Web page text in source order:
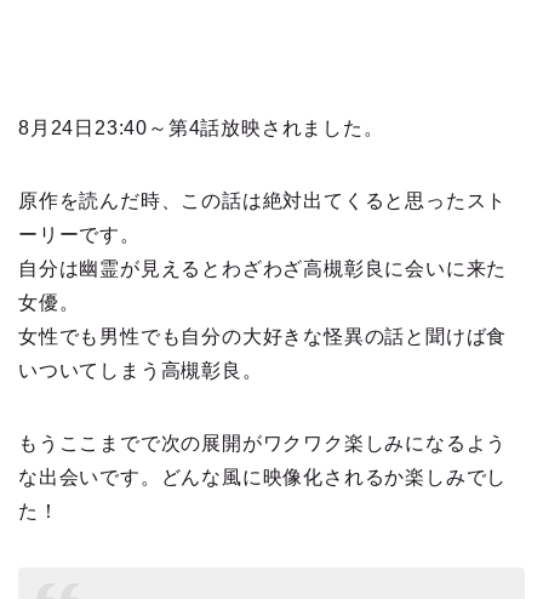
8月24日23:40～第4話放映されました。
原作を読んだ時、この話は絶対出てくると思ったスト
ーリーです。
自分は幽霊が見えるとわざわざ高槻彰良に会いに来た
女優。
女性でも男性でも自分の大好きな怪異の話と聞けば食
いついてしまう高槻彰良。
もうここまでで次の展開がワクワク楽しみになるよう
な出会いです。どんな風に映像化されるか楽しみでし
た！